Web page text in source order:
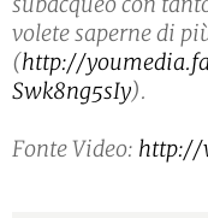
volete saperne di
(http://
Swk8ng5sIy).
Fonte Video: